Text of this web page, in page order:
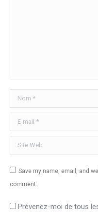
Nom *
E-mail *
Site Web
Save my name, email, and
comment.
Prévenez-moi de tous